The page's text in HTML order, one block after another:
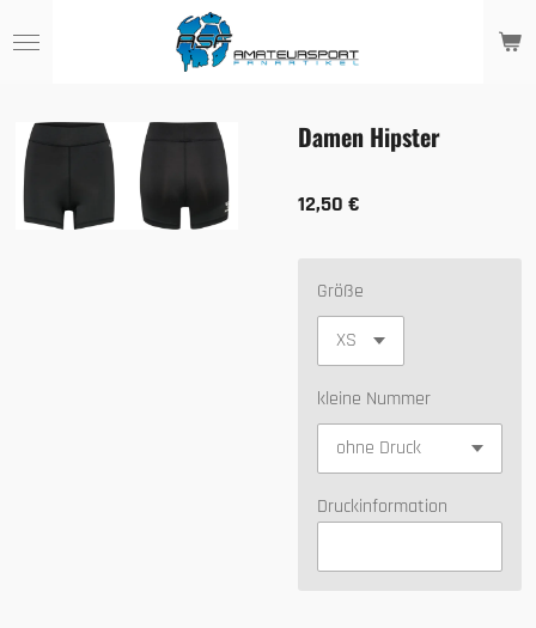
Hauptinhalt
Damen Hipster
12,50 €
Größe
kleine Nummer
Druckinformation